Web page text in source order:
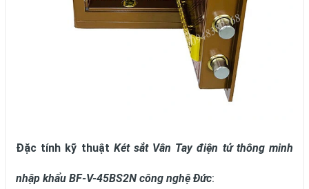
Đặc tính kỹ thuật Két sắt Vân Tay điện tử thông minh
nhập khẩu BF-V-45BS2N công nghệ Đức: